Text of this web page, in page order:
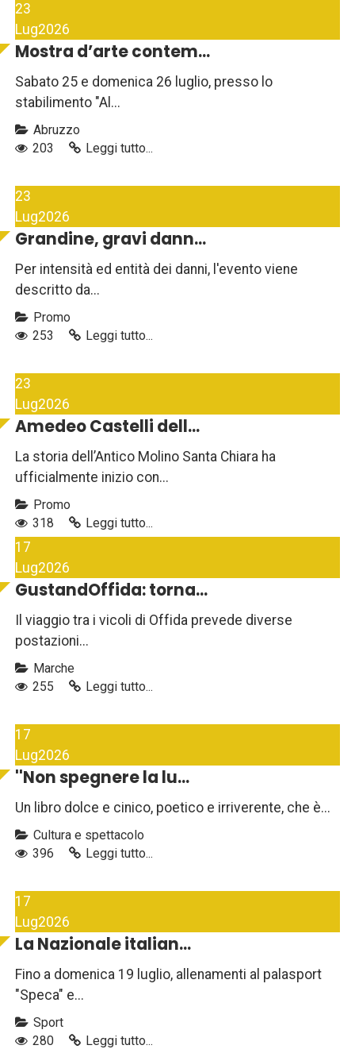
23
Lug2026
Mostra d’arte contem...
Sabato 25 e domenica 26 luglio, presso lo
stabilimento "Al...
Abruzzo
203
Leggi tutto...
23
Lug2026
Grandine, gravi dann...
Per intensità ed entità dei danni, l'evento viene
descritto da...
Promo
253
Leggi tutto...
23
Lug2026
Amedeo Castelli dell...
La storia dell’Antico Molino Santa Chiara ha
ufficialmente inizio con...
Promo
318
Leggi tutto...
17
Lug2026
GustandOffida: torna...
Il viaggio tra i vicoli di Offida prevede diverse
postazioni...
Marche
255
Leggi tutto...
17
Lug2026
''Non spegnere la lu...
Un libro dolce e cinico, poetico e irriverente, che è...
Cultura e spettacolo
396
Leggi tutto...
17
Lug2026
La Nazionale italian...
Fino a domenica 19 luglio, allenamenti al palasport
"Speca" e...
Sport
280
Leggi tutto...